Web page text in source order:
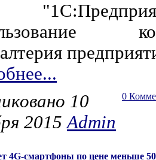
0
10
2015Admin
4G-смартфоны по цене меньше